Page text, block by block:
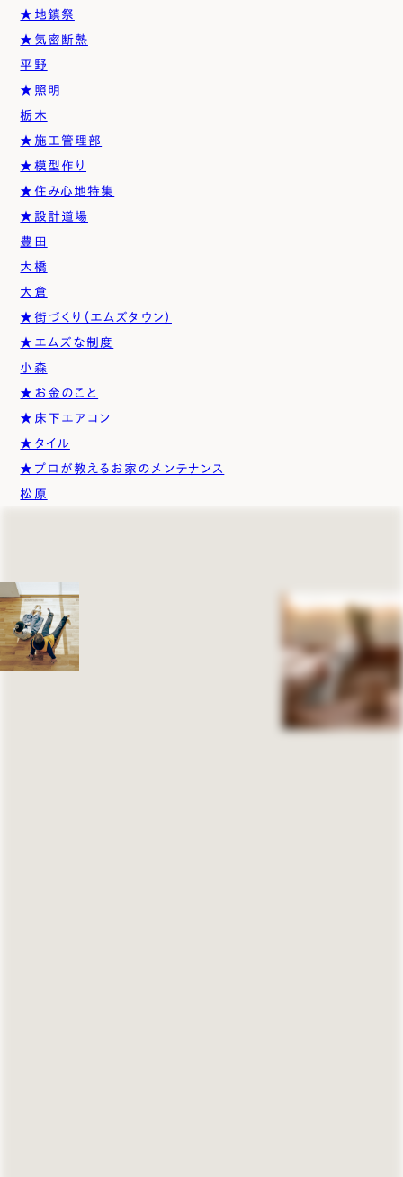
★地鎮祭
★気密断熱
平野
★照明
栃木
★施工管理部
★模型作り
★住み心地特集
★設計道場
豊田
大橋
大倉
★街づくり（エムズタウン）
★エムズな制度
小森
★お金のこと
★床下エアコン
★タイル
★プロが教えるお家のメンテナンス
松原